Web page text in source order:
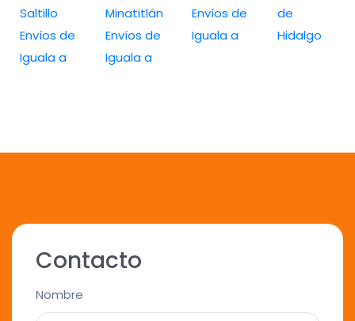
Saltillo
Envíos de
Iguala a
Minatitlán
Envíos de
Iguala a
Envíos de
Iguala a
de
Hidalgo
Contacto
Nombre